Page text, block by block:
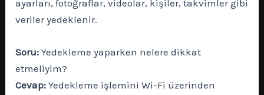
ayarları, fotoğraflar, videolar, kişiler, takvimler gibi
veriler yedeklenir.
Soru: Yedekleme yaparken nelere dikkat
etmeliyim?
Cevap: Yedekleme işlemini Wi-Fi üzerinden